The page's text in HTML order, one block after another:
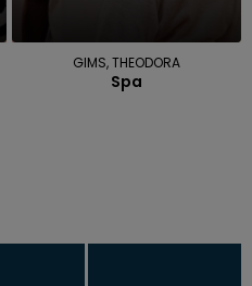
GIMS, THEODORA
Spa